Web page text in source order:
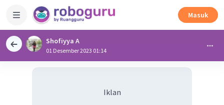
Masuk
Shofiyya A
01 Desember 2023 01:14
Iklan